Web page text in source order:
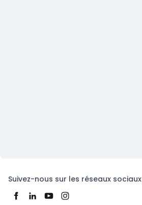
Suivez-nous sur les réseaux sociaux